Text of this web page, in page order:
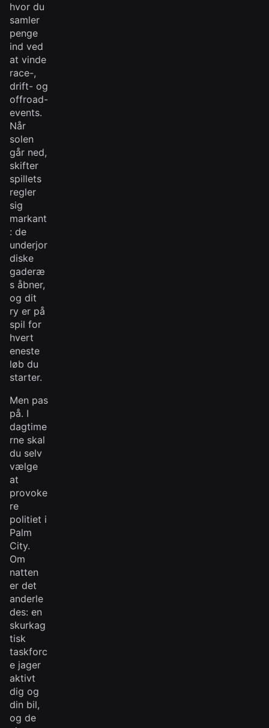
hvor du
samler
penge
ind ved
at vinde
race-,
drift- og
offroad-
events.
Når
solen
går ned,
skifter
spillets
regler
sig
markant
: de
underjor
diske
gaderæ
s åbner,
og dit
ry er på
spil for
hvert
eneste
løb du
starter.
Men pas
på. I
dagtime
rne skal
du selv
vælge
at
provoke
re
politiet i
Palm
City.
Om
natten
er det
anderle
des: en
skurkag
tisk
taskforc
e jager
aktivt
dig og
din bil,
og de